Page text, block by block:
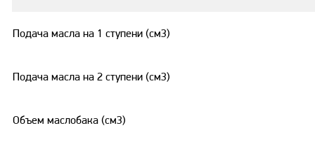
Подача масла на 1 ступени (см3)
Подача масла на 2 ступени (см3)
Объем маслобака (см3)